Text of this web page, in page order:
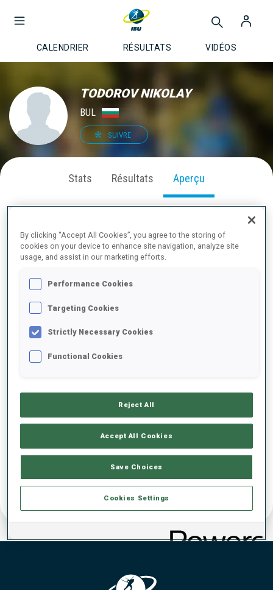
CALENDRIER RÉSULTATS VIDÉOS
TODOROV NIKOLAY
BUL
SUIVRE
Stats Résultats Aperçu
À PROPOS
DATE DE NAISSANCE
02 MAI 2001
By clicking “Accept All Cookies”, you agree to the storing of
cookies on your device to enhance site navigation, analyze site
usage, and assist in our marketing efforts.
Performance Cookies
Targeting Cookies
Strictly Necessary Cookies
Functional Cookies
Reject All
Accept All Cookies
Save Choices
Cookies Settings